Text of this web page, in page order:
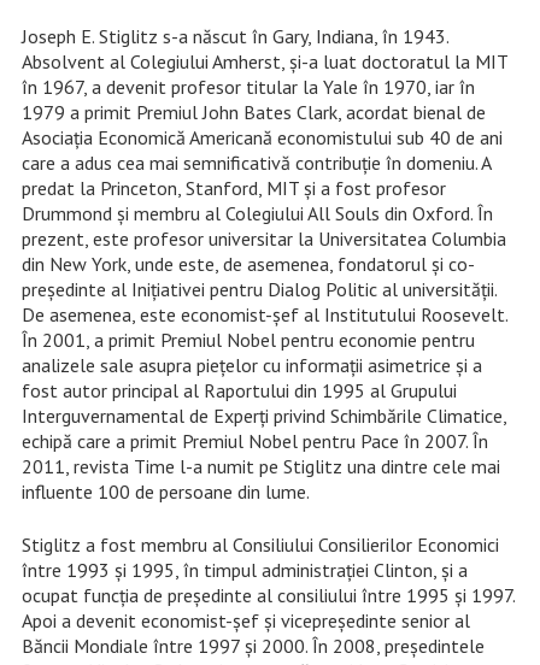
Joseph E. Stiglitz s-a născut în Gary, Indiana, în 1943.
Absolvent al Colegiului Amherst, și-a luat doctoratul la MIT
în 1967, a devenit profesor titular la Yale în 1970, iar în
1979 a primit Premiul John Bates Clark, acordat bienal de
Asociația Economică Americană economistului sub 40 de ani
care a adus cea mai semnificativă contribuție în domeniu. A
predat la Princeton, Stanford, MIT și a fost profesor
Drummond și membru al Colegiului All Souls din Oxford. În
prezent, este profesor universitar la Universitatea Columbia
din New York, unde este, de asemenea, fondatorul și co-
președinte al Inițiativei pentru Dialog Politic al universității.
De asemenea, este economist-șef al Institutului Roosevelt.
În 2001, a primit Premiul Nobel pentru economie pentru
analizele sale asupra piețelor cu informații asimetrice și a
fost autor principal al Raportului din 1995 al Grupului
Interguvernamental de Experți privind Schimbările Climatice,
echipă care a primit Premiul Nobel pentru Pace în 2007. În
2011, revista Time l-a numit pe Stiglitz una dintre cele mai
influente 100 de persoane din lume.
Stiglitz a fost membru al Consiliului Consilierilor Economici
între 1993 și 1995, în timpul administrației Clinton, și a
ocupat funcția de președinte al consiliului între 1995 și 1997.
Apoi a devenit economist-șef și vicepreședinte senior al
Băncii Mondiale între 1997 și 2000. În 2008, președintele